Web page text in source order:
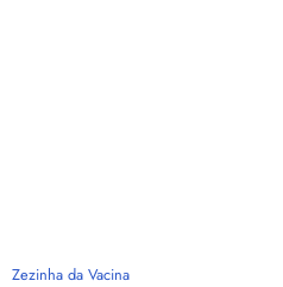
Zezinha da Vacina